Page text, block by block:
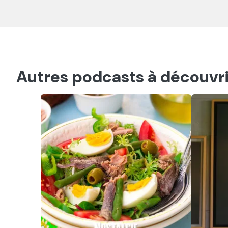
Autres podcasts à